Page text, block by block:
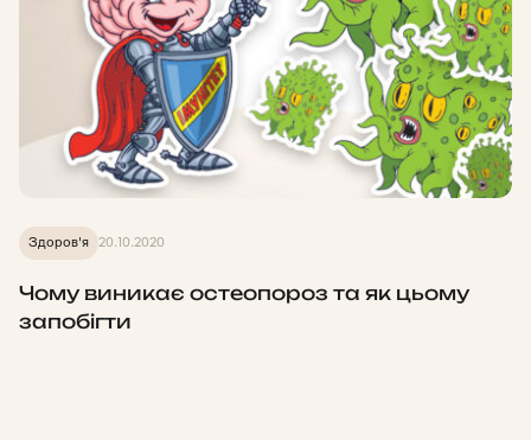
Здоров'я 20.10.2020
Чому виникає остеопороз та як цьому
запобігти